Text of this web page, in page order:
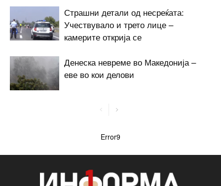
Страшни детали од несреќата:
Учествувало и трето лице –
камерите открија се
Денеска невреме во Македонија –
еве во кои делови
Error9